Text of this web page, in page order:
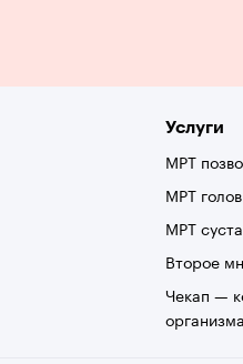
Услуги
МРТ
МРТ
МРТ
Второе
Чекап —